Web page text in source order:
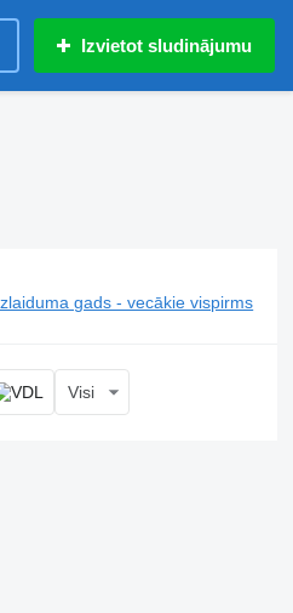
Izvietot sludinājumu
gads - vecākie vispirms
Visi